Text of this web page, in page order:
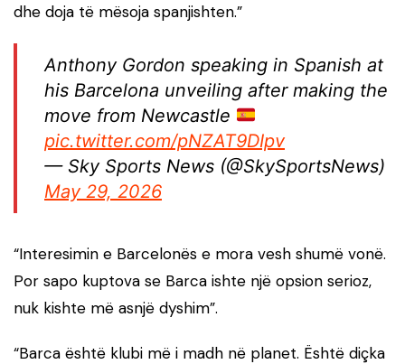
dhe doja të mësoja spanjishten.”
Anthony Gordon speaking in Spanish at
his Barcelona unveiling after making the
move from Newcastle
pic.twitter.com/pNZAT9DIpv
— Sky Sports News (@SkySportsNews)
May 29, 2026
“Interesimin e Barcelonës e mora vesh shumë vonë.
Por sapo kuptova se Barca ishte një opsion serioz,
nuk kishte më asnjë dyshim”.
“Barca është klubi më i madh në planet. Është diçka